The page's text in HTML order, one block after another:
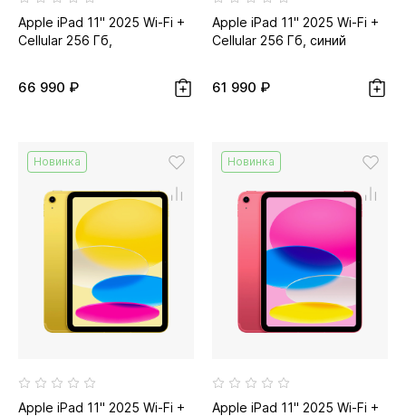
Apple iPad 11" 2025 Wi-Fi +
Cellular 256 Гб,
66 990 ₽
Apple iPad 11" 2025 Wi-Fi +
Cellular 256 Гб, синий
61 990 ₽
Новинка
Apple iPad 11" 2025 Wi-Fi +
Новинка
Apple iPad 11" 2025 Wi-Fi +